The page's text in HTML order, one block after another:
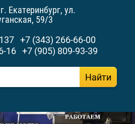
Екатеринбург, ул.
59/3
+7 (343) 266-66-00
16 +7 (905) 809-93-39